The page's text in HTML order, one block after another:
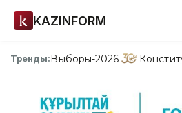
KAZINFORM
Тренды:Выборы-2026